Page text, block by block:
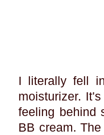
I literally fell
moisturizer.
feeling behind
BB cream.